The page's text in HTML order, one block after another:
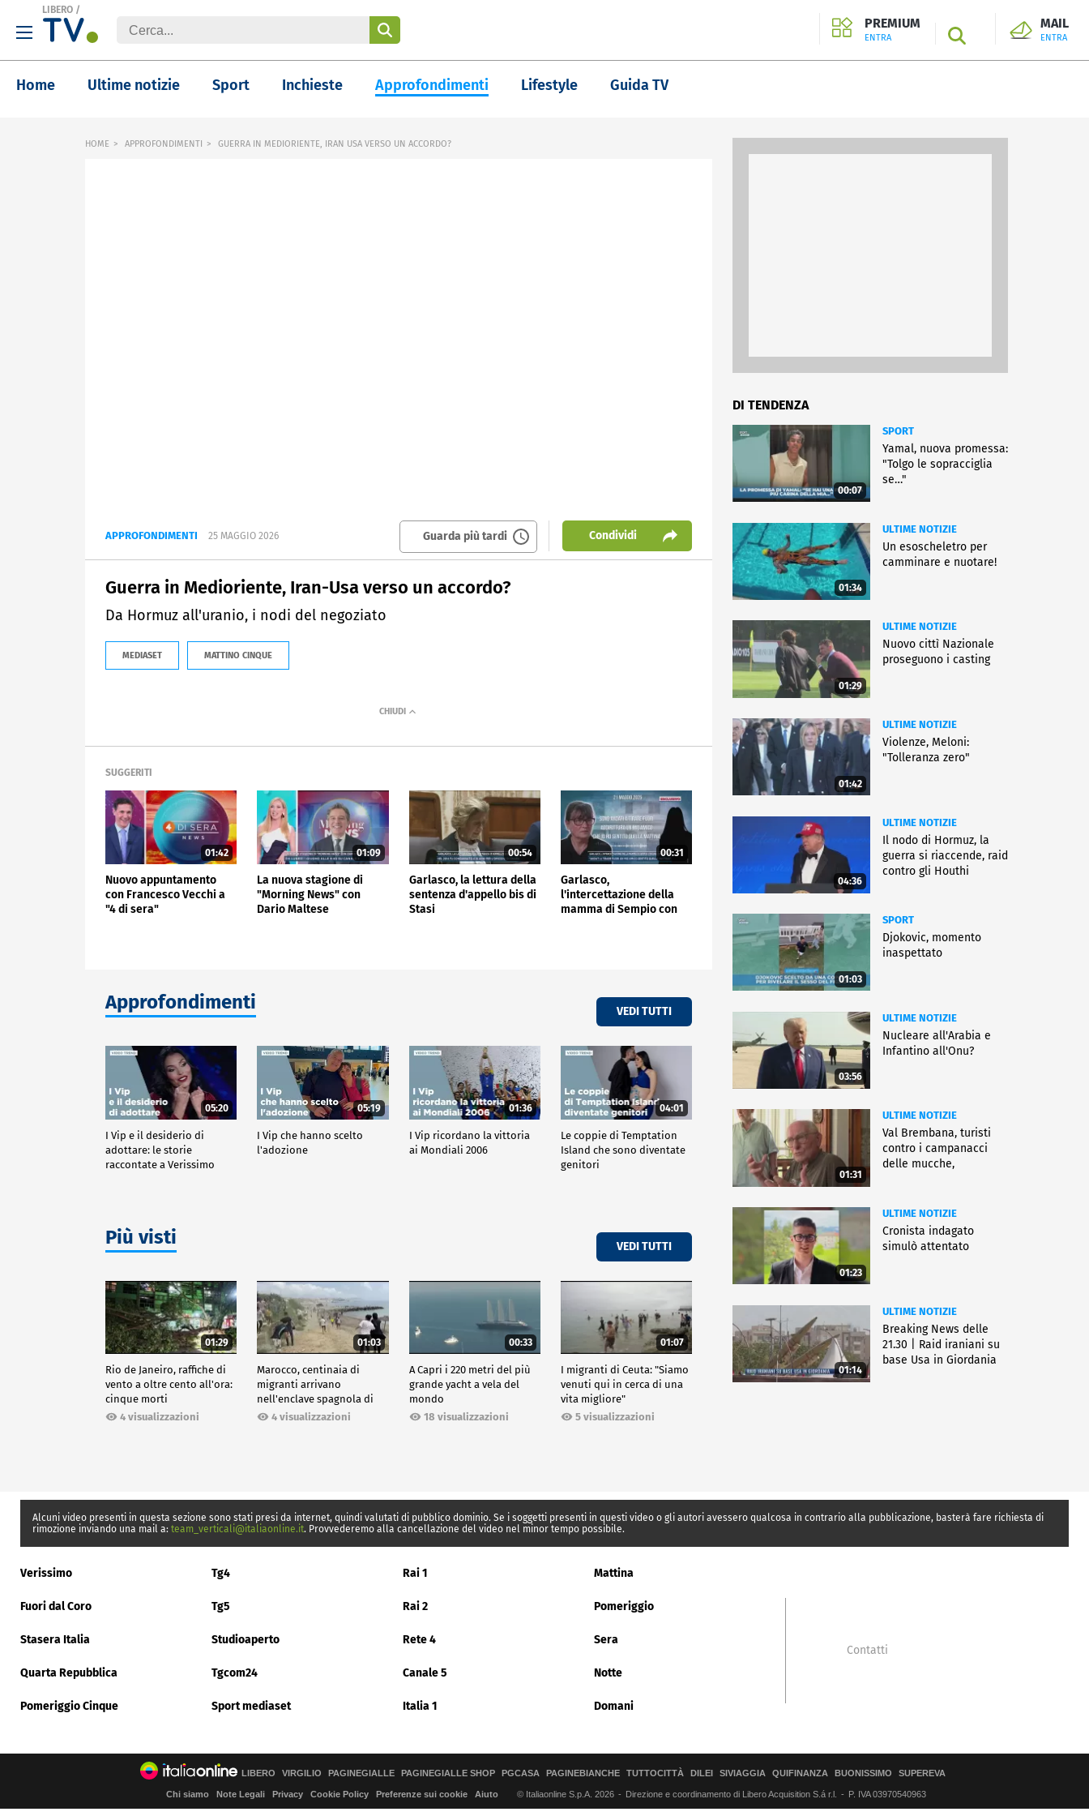
LIBERO /
PREMIUM
ENTRA SEARCH
MAIL
ENTRA
Home Ultime notizie Sport Inchieste Approfondimenti Lifestyle Guida TV
HOME APPROFONDIMENTI GUERRA IN MEDIORIENTE, IRAN USA VERSO UN ACCORDO?
APPROFONDIMENTI 25 MAGGIO 2026 Guarda più tardi Condividi
Guerra in Medioriente, Iran-Usa verso un accordo?
Da Hormuz all'uranio, i nodi del negoziato
MEDIASET MATTINO CINQUE
SUGGERITI
01:42
Nuovo appuntamento
con Francesco Vecchi a
"4 di sera"
01:09
La nuova stagione di
"Morning News" con
Dario Maltese
00:54
Garlasco, la lettura della
sentenza d'appello bis di
Stasi
00:31
Garlasco,
l'intercettazione della
mamma di Sempio con
Approfondimenti VEDI TUTTI
05:20
I Vip e il desiderio di
adottare: le storie
raccontate a Verissimo
05:19
I Vip che hanno scelto
l'adozione
01:36
I Vip ricordano la vittoria
ai Mondiali 2006
04:01
Le coppie di Temptation
Island che sono diventate
genitori
Più visti VEDI TUTTI
01:29
Rio de Janeiro, raffiche di
vento a oltre cento all'ora:
cinque morti
4 visualizzazioni
01:03
Marocco, centinaia di
migranti arrivano
nell'enclave spagnola di
Ceuta4 visualizzazioni
00:33
A Capri i 220 metri del più
grande yacht a vela del
mondo
18 visualizzazioni
01:07
I migranti di Ceuta: "Siamo
venuti qui in cerca di una
vita migliore"
5 visualizzazioni
DI TENDENZA
00:07
SPORT
Yamal, nuova promessa:
"Tolgo le sopracciglia
se…"
01:34
ULTIME NOTIZIE
Un esoscheletro per
camminare e nuotare!
01:29
ULTIME NOTIZIE
Nuovo cittì Nazionale
proseguono i casting
01:42
ULTIME NOTIZIE
Violenze, Meloni:
"Tolleranza zero"
04:36
ULTIME NOTIZIE
Il nodo di Hormuz, la
guerra si riaccende, raid
contro gli Houthi
01:03
SPORT
Djokovic, momento
inaspettato
03:56
ULTIME NOTIZIE
Nucleare all'Arabia e
Infantino all'Onu?
01:31
ULTIME NOTIZIE
Val Brembana, turisti
contro i campanacci
delle mucche,
01:23
ULTIME NOTIZIE
Cronista indagato
simulò attentato
01:14
ULTIME NOTIZIE
Breaking News delle
21.30 | Raid iraniani su
base Usa in Giordania
Alcuni video presenti in questa sezione sono stati presi da internet, quindi valutati di pubblico dominio. Se i soggetti presenti in questi video o gli autori avessero qualcosa in contrario alla pubblicazione, basterà fare richiesta di
rimozione inviando una mail a: team_verticali@italiaonline.it. Provvederemo alla cancellazione del video nel minor tempo possibile.
Verissimo Tg4 Rai 1 Mattina
Fuori dal Coro Tg5 Rai 2 Pomeriggio
Stasera Italia Studioaperto Rete 4 Sera
Quarta Repubblica Tgcom24 Canale 5 Notte
Pomeriggio Cinque Sport mediaset Italia 1 Domani
Contatti
LIBERO VIRGILIO PAGINEGIALLE PAGINEGIALLE SHOP PGCASA PAGINEBIANCHE TUTTOCITTÀ DILEI SIVIAGGIA QUIFINANZA BUONISSIMO SUPEREVA
Chi siamo Note Legali Privacy Cookie Policy Preferenze sui cookie Aiuto © Italiaonline S.p.A. 2026 Direzione e coordinamento di Libero Acquisition S.á r.l. P. IVA 03970540963